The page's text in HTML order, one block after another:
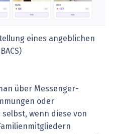
eines angeblichen
über Messenger-
oder
wenn diese von